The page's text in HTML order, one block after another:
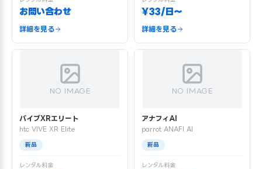
お問い合わせ
詳細を見る
¥33/日〜
詳細を見る
NO IMAGE
バイブXRエリート
htc VIVE XR Elite
新品
レンタル料金
NO IMAGE
アナフィAI
parrot ANAFI AI
新品
レンタル料金